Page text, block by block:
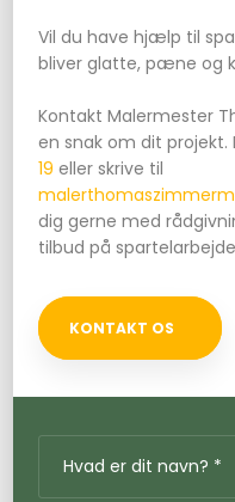
Vil du have hjælp til
bliver glatte, pæne og
Kontakt Malermester
en snak om dit projekt.
19 eller skrive til
dig gerne med
tilbud på
KONTAKT OS